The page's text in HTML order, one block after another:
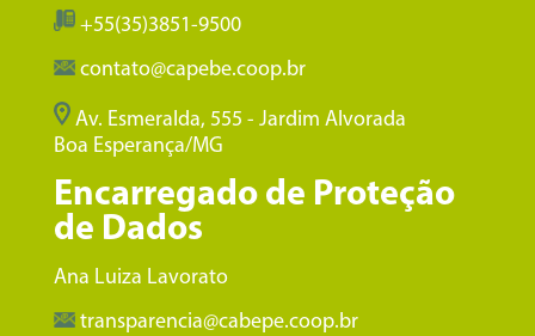
+55(35)3851-9500
contato@capebe.coop.br
Av. Esmeralda, 555 - Jardim Alvorada
Boa Esperança/MG
Encarregado de Proteção
de Dados
Ana Luiza Lavorato
transparencia@cabepe.coop.br